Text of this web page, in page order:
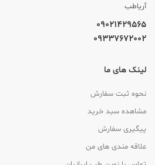
آریاطب
09021429565
09337672002
لینک های ما
نحوه ثبت سفارش
مشاهده سبد خرید
پیگیری سفارش
علاقه مندی های من